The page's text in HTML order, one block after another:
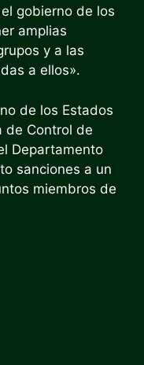
gobierno de los
amplias
y a las
a ellos».
de los Estados
de Control de
Departamento
sanciones a un
miembros de